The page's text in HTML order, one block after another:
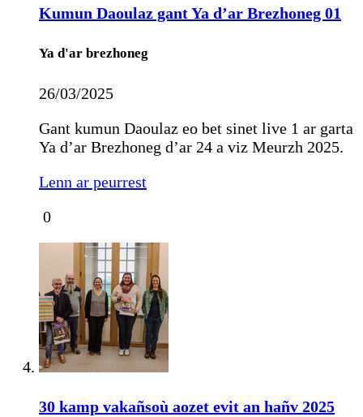
Kumun Daoulaz gant Ya d’ar Brezhoneg 01
Ya d'ar brezhoneg
26/03/2025
Gant kumun Daoulaz eo bet sinet live 1 ar garta
Ya d’ar Brezhoneg d’ar 24 a viz Meurzh 2025.
Lenn ar peurrest
0
30 kamp vakañsoù aozet evit an hañv 2025